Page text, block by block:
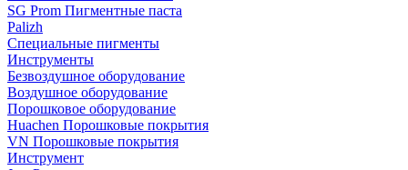
SG Prom Пигментные паста
Palizh
Специальные пигменты
Инструменты
Безвоздушное оборудование
Воздушное оборудование
Порошковое оборудование
Huachen Порошковые покрытия
VN Порошковые покрытия
Инструмент